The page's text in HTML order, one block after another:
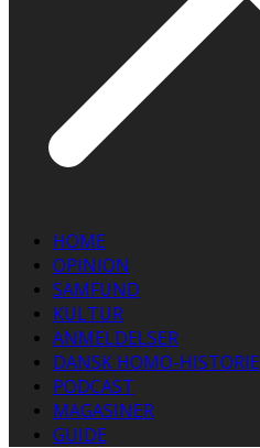
HOME
OPINION
SAMFUND
KULTUR
ANMELDELSER
DANSK HOMO-HISTORIE
PODCAST
MAGASINER
GUIDE